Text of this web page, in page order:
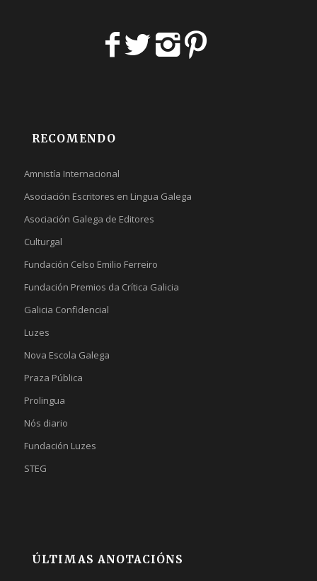
RECOMENDO
Amnistía Internacional
Asociación Escritores en Lingua Galega
Asociación Galega de Editores
Culturgal
Fundación Celso Emilio Ferreiro
Fundación Premios da Crítica Galicia
Galicia Confidencial
Luzes
Nova Escola Galega
Praza Pública
Prolingua
Nós diario
Fundación Luzes
STEG
ÚLTIMAS ANOTACIÓNS